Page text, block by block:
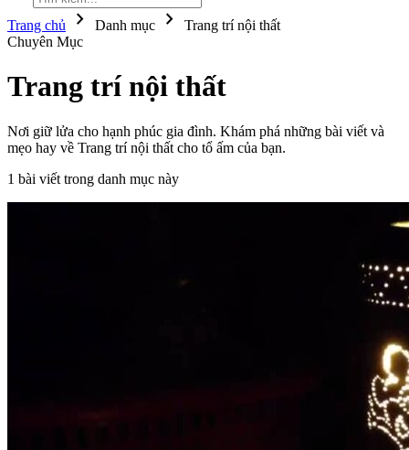
Trang chủ chevron_right Danh mục chevron_right
Trang trí nội thất
Chuyên Mục
Trang trí nội thất
Nơi giữ lửa cho hạnh phúc gia đình. Khám phá những bài viết và
mẹo hay về Trang trí nội thất cho tổ ấm của bạn.
1 bài viết trong danh mục này